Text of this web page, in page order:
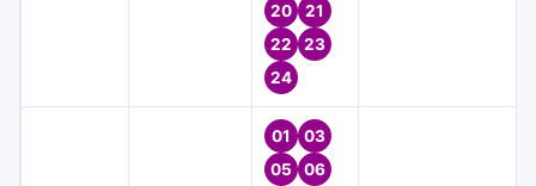
20
21
22
23
24
01
03
05
06